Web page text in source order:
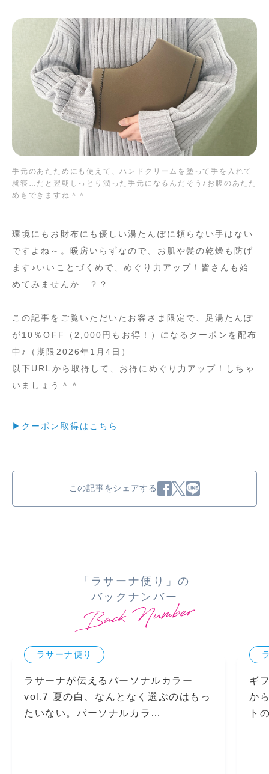
手元のあたためにも使えて、ハンドクリームを塗って手を入れて
就寝…だと翌朝しっとり潤った手元になるんだそう♪お腹のあたた
めもできますね＾＾
環境にもお財布にも優しい湯たんぽに頼らない手はない
ですよね～。暖房いらずなので、お肌や髪の乾燥も防げ
ます♪いいことづくめで、めぐり力アップ！皆さんも始
めてみませんか…？？
この記事をご覧いただいたお客さま限定で、足湯たんぽ
が10％OFF（2,000円もお得！）になるクーポンを配布
中♪（期限2026年1月4日）
以下URLから取得して、お得にめぐり力アップ！しちゃ
いましょう＾＾
▶︎クーポン取得はこちら
この記事をシェアする
「ラサーナ便り」の
バックナンバー
ラサーナ便り
ラサーナが伝えるパーソナルカラー
vol.7 夏の白、なんとなく選ぶのはもっ
たいない。パーソナルカラ…
ギ
か
ト